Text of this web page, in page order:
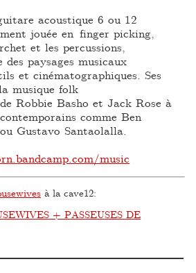
acoustique 6 ou 12
jouée en finger picking,
et les percussions,
paysages musicaux
et cinématographiques. Ses
musique folk
Robbie Basho et Jack Rose à
comme Ben
Gustavo Santaolalla.
music
à la cave12:
+ PASSEUSES DE